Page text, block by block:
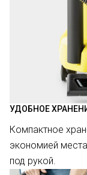
УДОБНОЕ
Компактное
экономией
под рукой.